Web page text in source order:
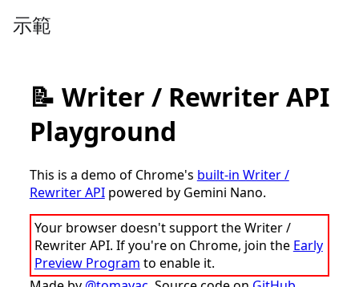
示範